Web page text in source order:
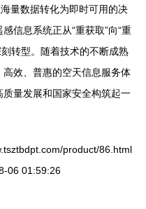
量数据转化为即时可用的决
信息系统正从“重获取”向“重
刻转型。随着技术的不断成熟
效、普惠的空天信息服务体
量发展和国家安全构筑起一
product/86.html
06 01:59:26